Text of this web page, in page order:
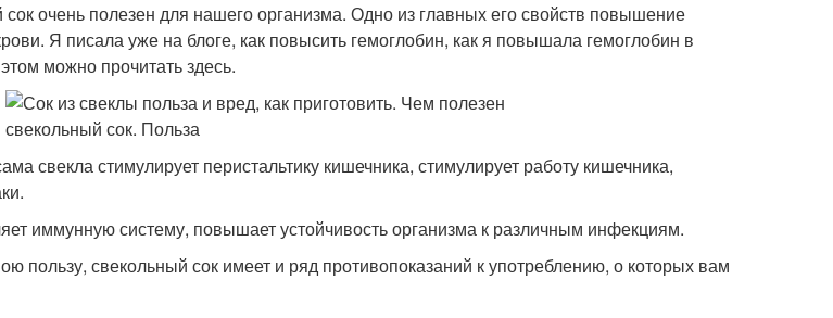
сок очень полезен для нашего организма. Одно из главных его свойств повышение
Я писала уже на блоге, как повысить гемоглобин, как я повышала гемоглобин в
можно прочитать здесь.
свекла стимулирует перистальтику кишечника, стимулирует работу кишечника,
иммунную систему, повышает устойчивость организма к различным инфекциям.
пользу, свекольный сок имеет и ряд противопоказаний к употреблению, о которых вам